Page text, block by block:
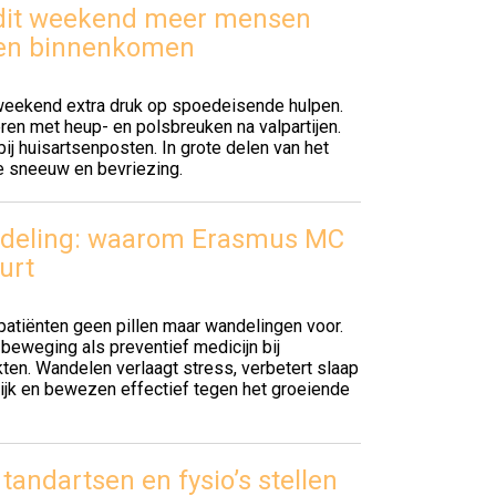
weekend meer mensen
binnenkomen
extra druk op spoedeisende hulpen.
met heup- en polsbreuken na valpartijen.
huisartsenposten. In grote delen van het
sneeuw en bevriezing.
waarom Erasmus MC
geen pillen maar wandelingen voor.
als preventief medicijn bij
Wandelen verlaagt stress, verbetert slaap
en bewezen effectief tegen het groeiende
en fysio’s stellen